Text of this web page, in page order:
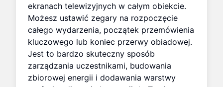
ekranach telewizyjnych w całym obiekcie.
Możesz ustawić zegary na rozpoczęcie
całego wydarzenia, początek przemówienia
kluczowego lub koniec przerwy obiadowej.
Jest to bardzo skuteczny sposób
zarządzania uczestnikami, budowania
zbiorowej energii i dodawania warstwy